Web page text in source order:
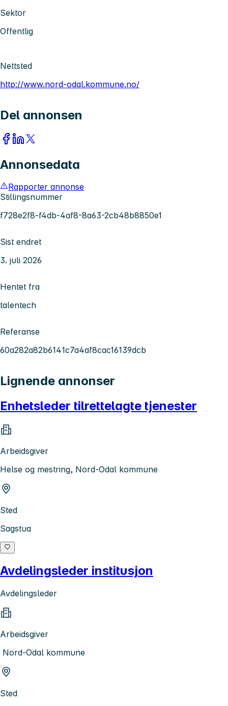
Sektor
Offentlig
Nettsted
http://www.nord-odal.kommune.no/
Del annonsen
Annonsedata
Rapporter annonse
Stillingsnummer
f728e2f8-f4db-4af8-8a63-2cb48b8850e1
Sist endret
3. juli 2026
Hentet fra
talentech
Referanse
60a282a82b6141c7a4af8cac16139dcb
Lignende annonser
Enhetsleder tilrettelagte tjenester
Arbeidsgiver
Helse og mestring, Nord-Odal kommune
Sted
Sagstua
Avdelingsleder institusjon
Avdelingsleder
Arbeidsgiver
Nord-Odal kommune
Sted